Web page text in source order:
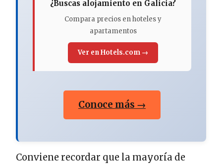
¿Buscas alojamiento en Galicia?
Compara precios en hoteles y
apartamentos
Ver en Hotels.com →
Conoce más →
Conviene recordar que la mayoría de